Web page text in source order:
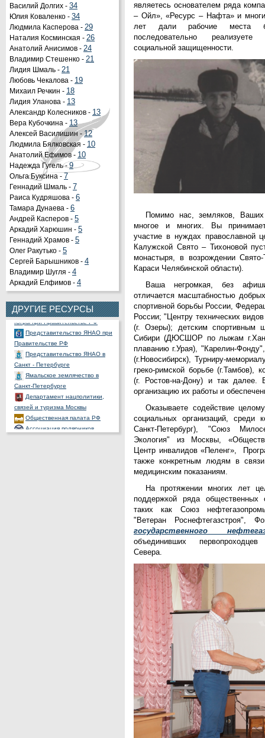
Василий Долгих - 34
Юлия Коваленко - 34
Людмила Касперова - 29
Наталия Косминская - 26
Анатолий Анисимов - 24
Владимир Стешенко - 21
Лидия Шмаль - 21
Любовь Чекалова - 19
Михаил Речкин - 18
Лидия Уланова - 13
Александр Колесников - 13
Вера Кубочкина - 13
Алексей Василишин -12
Людмила Бялковская - 10
Анатолий Ефимов - 10
Надежда Гугель -9
Ольга Буксина - 7
Геннадий Шмаль - 7
Раиса Кудряшова - 6
Тамара Дунаева - 6
Андрей Касперов - 5
Аркадий Харюшин - 5
Геннадий Храмов - 5
Олег Ракутько - 5
Сергей Барышников - 4
Владимир Шугля - 4
Аркадий Елфимов - 4
ДРУГИЕ РЕСУРСЫ
Органы государственной
власти РФ
Портал государственных и
муниципальных услуг
Официальный портал
Югры при Правительстве РФ
Представительство ЯНАО при
Правительстве РФ
Представительство ЯНАО в
Санкт - Петербурге
Ямальское землячество в
Санкт-Петербурге
Департамент нацполитики,
связей и туризма Москвы
Общественная палата РФ
Ассоциация полярников
СНП России
являетесь основателем ряда
– Ойл», «Ресурс – Нафта» и
лет дали рабочие места
последовательно реализуете
социальной защищенности.
Помимо нас, земляков,
многое и многих. Вы
участие в нуждах православной
Калужской Свято – Тихоновой
монастыря, в возрождении
Караси Челябинской области).
Ваша негромкая, без
отличается масштабностью
спортивной борьбы России,
России; "Центру технических
(г. Озеры); детским спортивным
Сибири (ДЮСШОР по лыжам
плаванию г.Урая), "Карелин-
(г.Новосибирск), Турниру-
греко-римской борьбе (г.Тамбов),
(г. Ростов-на-Дону) и так далее.
организацию их работы и
Оказываете содействие
социальных организаций,
Санкт-Петербург), "Союз
Экология" из Москвы,
Центр инвалидов «Пеленг»,
также конкретным людям в
медицинским показаниям.
На протяжении многих лет
поддержкой ряда общественных
таких как Союз
"Ветеран Роснефтегазстроя",
государственного
объединивших
Севера.